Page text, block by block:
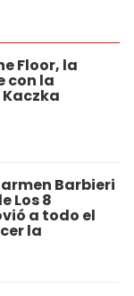
Floor, la
con la
Barbieri
Los 8
a todo el
la